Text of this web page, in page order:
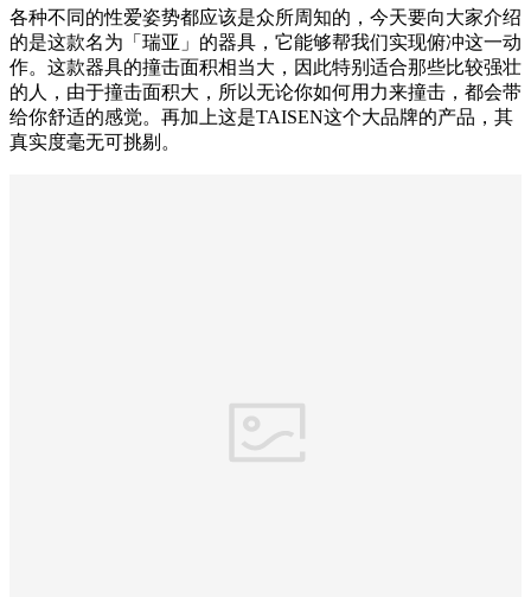
各种不同的性爱姿势都应该是众所周知的，今天要向大家介绍
的是这款名为「瑞亚」的器具，它能够帮我们实现俯冲这一动
作。这款器具的撞击面积相当大，因此特别适合那些比较强壮
的人，由于撞击面积大，所以无论你如何用力来撞击，都会带
给你舒适的感觉。再加上这是TAISEN这个大品牌的产品，其
真实度毫无可挑剔。